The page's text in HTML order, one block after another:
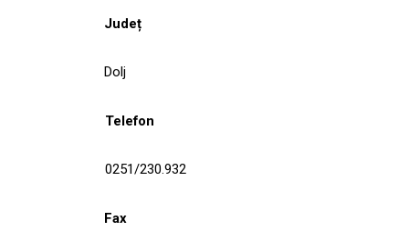
Județ
Dolj
Telefon
0251/230.932
Fax